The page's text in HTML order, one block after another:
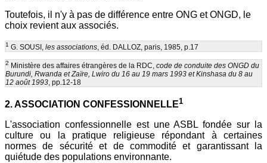
Toutefois, il n'y à pas de différence entre ONG et ONGD, le
choix revient aux associés.
1 G. SOUSI, les associations, éd. DALLOZ, paris, 1985, p.17
2 Ministère des affaires étrangères de la RDC, code de conduite des ONGD du
Burundi, Rwanda et Zaïre, Lwiro du 16 au 19 mars 1993 et Kinshasa du 8 au
12 août 1993, pp.12-18
2. ASSOCIATION CONFESSIONNELLE1
L'association confessionnelle est une ASBL fondée sur la
culture ou la pratique religieuse répondant à certaines
normes de sécurité et de commodité et garantissant la
quiétude des populations environnante.